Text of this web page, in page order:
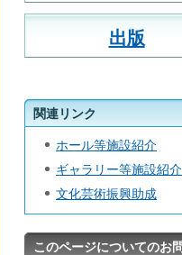
出版
関連リンク
ホール等施設紹介
ギャラリー等施設紹介
文化芸術振興助成
このページについてのお